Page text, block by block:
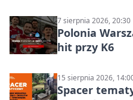
7 sierpnia 2026, 20:30
Polonia
hit przy K6
15 sierpnia 2026,
Spacer